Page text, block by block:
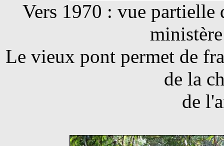
Vers 1970 : vue partielle
Le vieux pont permet de
de la
de